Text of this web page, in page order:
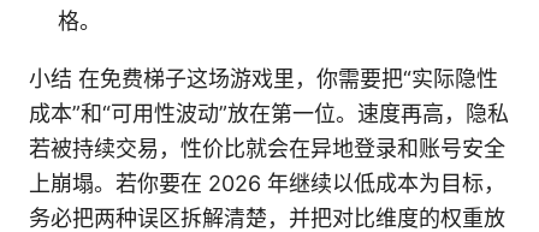
格。
小结 在免费梯子这场游戏里，你需要把“实际隐性
成本”和“可用性波动”放在第一位。速度再高，隐私
若被持续交易，性价比就会在异地登录和账号安全
上崩塌。若你要在 2026 年继续以低成本为目标，
务必把两种误区拆解清楚，并把对比维度的权重放